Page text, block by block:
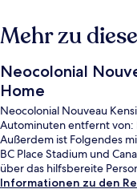
Mehr zu
Neocolonial
Home
Neocolonial Nouveau
Autominuten entfernt von:
Außerdem ist Folgendes
BC Place Stadium und
über das hilfsbereite
Informationen zu den